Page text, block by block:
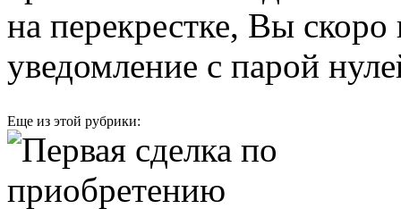
на перекрестке, Вы
уведомление с парой
Еще из этой рубрики: